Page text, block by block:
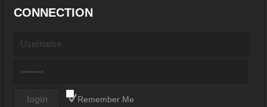
CONNECTION
Remember Me